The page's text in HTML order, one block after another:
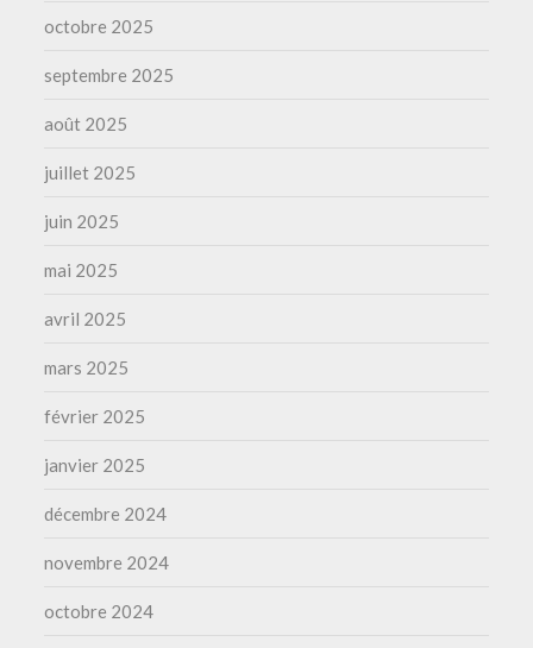
octobre 2025
septembre 2025
août 2025
juillet 2025
juin 2025
mai 2025
avril 2025
mars 2025
février 2025
janvier 2025
décembre 2024
novembre 2024
octobre 2024